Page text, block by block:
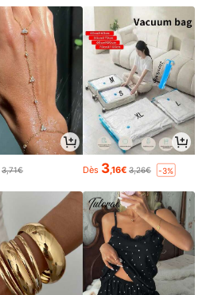
3,71€ Dès 3,16€ 3,26€ -3%